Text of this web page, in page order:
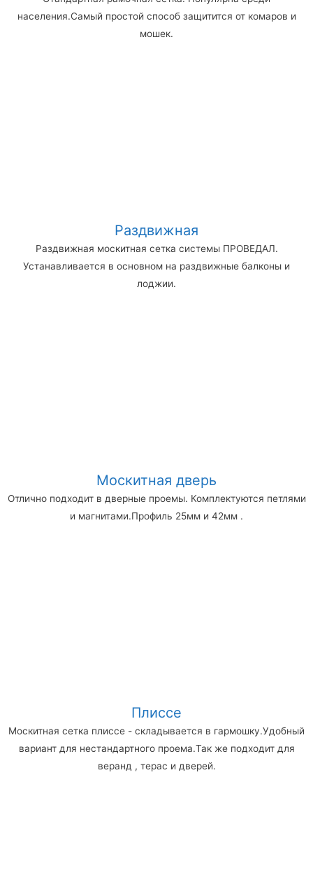
населения.Самый простой способ защитится от комаров и
мошек.
Раздвижная
Раздвижная москитная сетка системы ПРОВЕДАЛ.
Устанавливается в основном на раздвижные балконы и
лоджии.
Москитная дверь
Отлично подходит в дверные проемы. Комплектуются петлями
и магнитами.Профиль 25мм и 42мм .
Плиссе
Москитная сетка плиссе - складывается в гармошку.Удобный
вариант для нестандартного проема.Так же подходит для
веранд , терас и дверей.